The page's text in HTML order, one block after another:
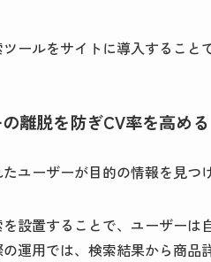
ールをサイトに導入すること
離脱を防ぎCV率を高める
ユーザーが目的の情報を見つ
設置することで、ユーザー
の運用では、検索結果から商